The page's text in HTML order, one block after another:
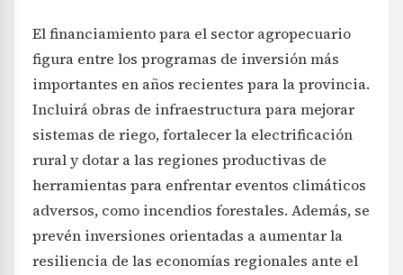
El financiamiento para el sector agropecuario
figura entre los programas de inversión más
importantes en años recientes para la provincia.
Incluirá obras de infraestructura para mejorar
sistemas de riego, fortalecer la electrificación
rural y dotar a las regiones productivas de
herramientas para enfrentar eventos climáticos
adversos, como incendios forestales. Además, se
prevén inversiones orientadas a aumentar la
resiliencia de las economías regionales ante el